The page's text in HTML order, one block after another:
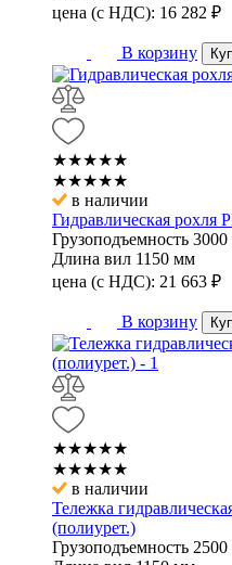
цена (с НДС): 16 282 ₽
В корзину
★★★★★
★★★★★
в наличии
Гидравлическая рохля
Грузоподъемность 3000
Длина вил 1150 мм
цена (с НДС): 21 663 ₽
В корзину
★★★★★
★★★★★
в наличии
Тележка
(полиурет.)
Грузоподъемность 2500